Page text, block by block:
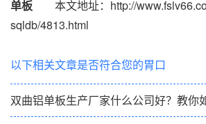
单板 本文地址：http://
sqldb/4813.html
以下相关文章是否符合您的胃口